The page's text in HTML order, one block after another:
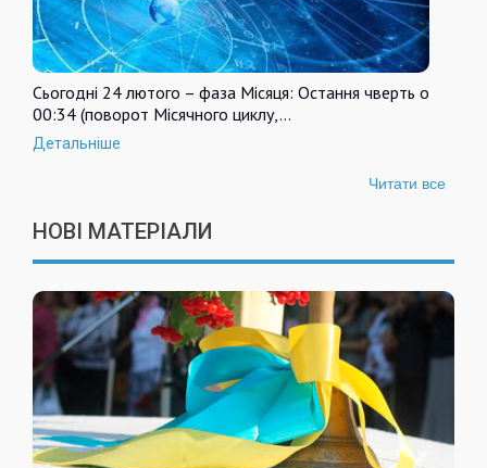
Сьогодні 24 лютого – фаза Місяця: Остання чверть о
00:34 (поворот Місячного циклу,…
Детальніше
Читати все
НОВІ МАТЕРІАЛИ